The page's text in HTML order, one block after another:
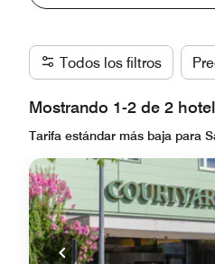
Todos los filtros
Mostrando 1-2 de 2
Tarifa estándar más baja para